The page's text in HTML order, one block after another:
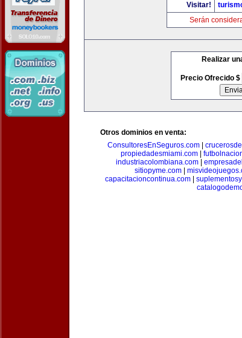
Visitar!
Serán
Realizar
Precio Ofrecido $
Otros dominios en venta:
ConsultoresEnSeguros.com|
propiedadesmiami.com|
industriacolombiana.com|
sitiopyme.com
capacitacioncontinua.com